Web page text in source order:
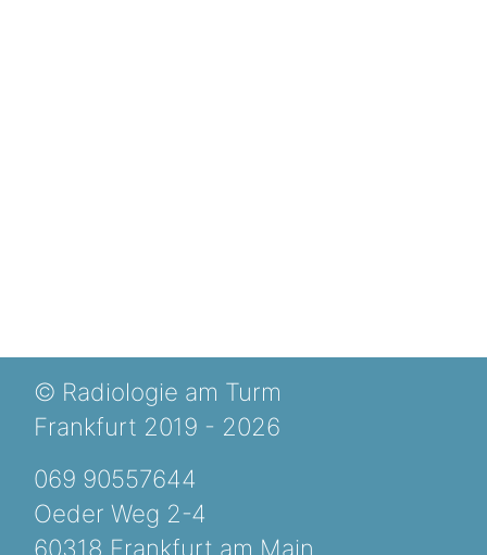
© Radiologie am Turm
Frankfurt 2019 - 2026
069 90557644
Oeder Weg 2-4
60318 Frankfurt am Main